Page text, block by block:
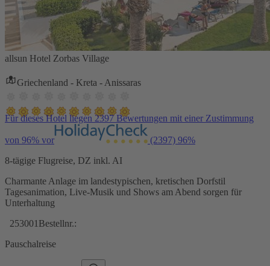
allsun Hotel Zorbas Village
Griechenland - Kreta - Anissaras
Für dieses Hotel liegen 2397 Bewertungen mit einer Zustimmung
von 96% vor (2397) 96%
8-tägige Flugreise, DZ inkl. AI
Charmante Anlage im landestypischen, kretischen Dorfstil
Tagesanimation, Live-Musik und Shows am Abend sorgen für
Unterhaltung
253001 Bestellnr.:
Pauschalreise